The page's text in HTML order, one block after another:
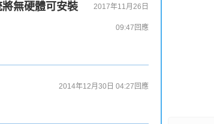
無硬體可安裝 2017年11月26日
09:47 回應
2014年12月30日 04:27 回應